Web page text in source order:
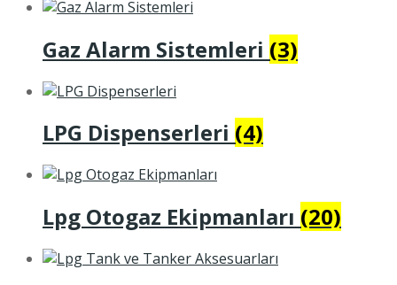
Gaz Alarm Sistemleri (3)
LPG Dispenserleri (4)
Lpg Otogaz Ekipmanları (20)